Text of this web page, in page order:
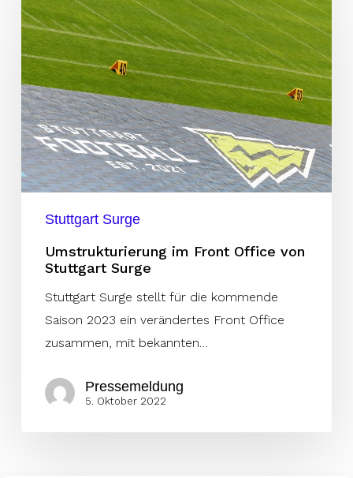
im
Front
Office
von
Stuttgart
Surge
Stuttgart Surge
Umstrukturierung im Front Office von
Stuttgart Surge
Stuttgart Surge stellt für die kommende
Saison 2023 ein verändertes Front Office
zusammen, mit bekannten…
Pressemeldung
5. Oktober 2022